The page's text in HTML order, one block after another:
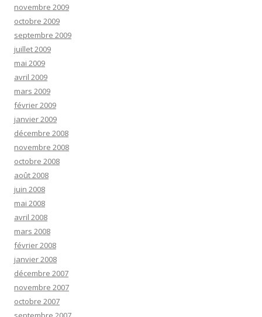
novembre 2009
octobre 2009
septembre 2009
juillet 2009
mai 2009
avril 2009
mars 2009
février 2009
janvier 2009
décembre 2008
novembre 2008
octobre 2008
août 2008
juin 2008
mai 2008
avril 2008
mars 2008
février 2008
janvier 2008
décembre 2007
novembre 2007
octobre 2007